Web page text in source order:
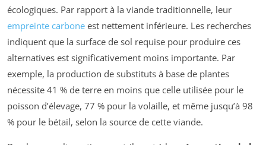
écologiques. Par rapport à la viande traditionnelle, leur
empreinte carbone est nettement inférieure. Les recherches
indiquent que la surface de sol requise pour produire ces
alternatives est significativement moins importante. Par
exemple, la production de substituts à base de plantes
nécessite 41 % de terre en moins que celle utilisée pour le
poisson d’élevage, 77 % pour la volaille, et même jusqu’à 98
% pour le bétail, selon la source de cette viande.